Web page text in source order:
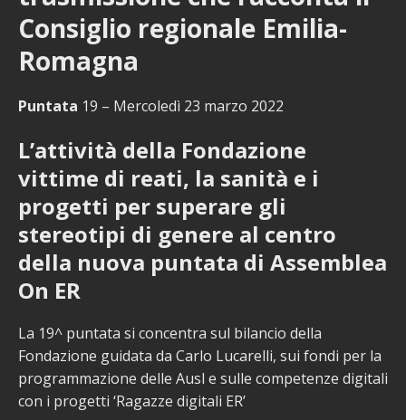
Consiglio regionale Emilia-
Romagna
Puntata 19 – Mercoledì 23 marzo 2022
L’attività della Fondazione
vittime di reati, la sanità e i
progetti per superare gli
stereotipi di genere al centro
della nuova puntata di Assemblea
On ER
La 19^ puntata si concentra sul bilancio della
Fondazione guidata da Carlo Lucarelli, sui fondi per la
programmazione delle Ausl e sulle competenze digitali
con i progetti ‘Ragazze digitali ER’